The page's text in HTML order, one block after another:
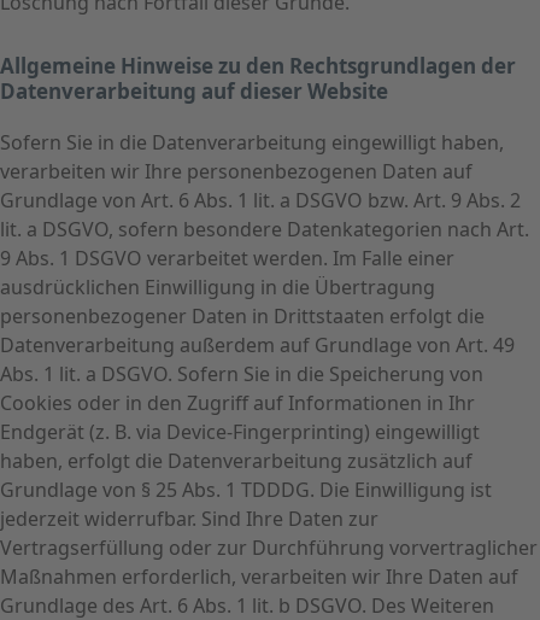
Allgemeine Hinweise zu den Rechtsgrundlagen der
Datenverarbeitung auf dieser Website
Sofern Sie in die Datenverarbeitung eingewilligt haben,
verarbeiten wir Ihre personenbezogenen Daten auf
Grundlage von Art. 6 Abs. 1 lit. a DSGVO bzw. Art. 9 Abs. 2
lit. a DSGVO, sofern besondere Datenkategorien nach Art.
9 Abs. 1 DSGVO verarbeitet werden. Im Falle einer
ausdrücklichen Einwilligung in die Übertragung
personenbezogener Daten in Drittstaaten erfolgt die
Datenverarbeitung außerdem auf Grundlage von Art. 49
Abs. 1 lit. a DSGVO. Sofern Sie in die Speicherung von
Cookies oder in den Zugriff auf Informationen in Ihr
Endgerät (z. B. via Device-Fingerprinting) eingewilligt
haben, erfolgt die Datenverarbeitung zusätzlich auf
Grundlage von § 25 Abs. 1 TDDDG. Die Einwilligung ist
jederzeit widerrufbar. Sind Ihre Daten zur
Vertragserfüllung oder zur Durchführung vorvertraglicher
Maßnahmen erforderlich, verarbeiten wir Ihre Daten auf
Grundlage des Art. 6 Abs. 1 lit. b DSGVO. Des Weiteren